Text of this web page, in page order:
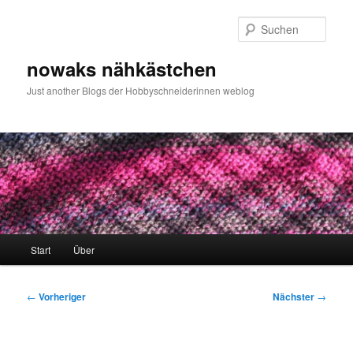
nowaks nähkästchen
Just another Blogs der Hobbyschneiderinnen weblog
Start Über
Beitragsnavigation
← Vorheriger Nächster →